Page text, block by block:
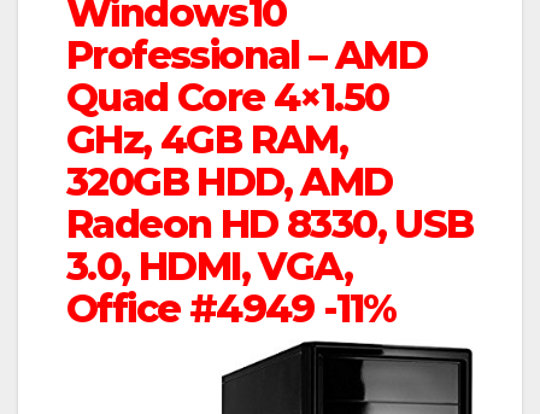
Windows10
Professional – AMD
Quad Core 4×1.50
GHz, 4GB RAM,
320GB HDD, AMD
Radeon HD 8330, USB
3.0, HDMI, VGA,
Office #4949 -11%